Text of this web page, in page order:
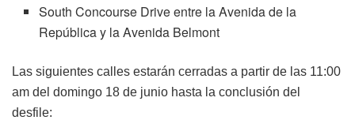
South Concourse Drive entre la Avenida de la
República y la Avenida Belmont
Las siguientes calles estarán cerradas a partir de las 11:00
am del domingo 18 de junio hasta la conclusión del
desfile: